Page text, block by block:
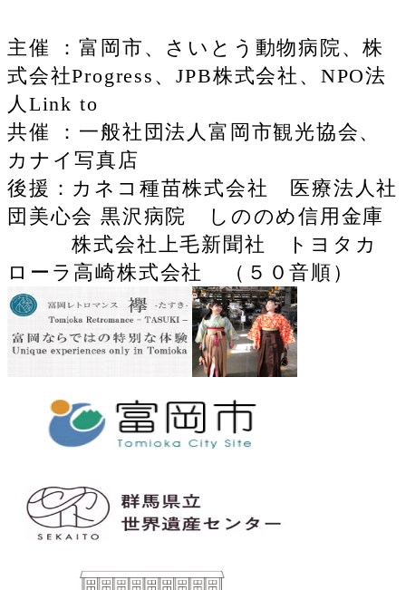
主催 ：富岡市、さいとう動物病院、株
式会社Progress、JPB株式会社、NPO法
人Link to
共催 ：一般社団法人富岡市観光協会、
カナイ写真店
後援： カネコ種苗株式会社 医療法人社
団美心会 黒沢病院 しののめ信用金庫
株式会社上毛新聞社 トヨタカ
ローラ高崎株式会社 （５０音順）